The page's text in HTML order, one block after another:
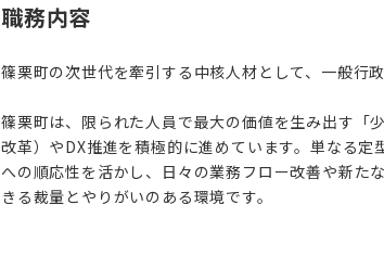
職務内容
篠栗町の次世代を牽引する中核人材として、一般行
篠栗町は、限られた人員で最大の価値を生み出す「
改革）やDX推進を積極的に進めています。単なる
への順応性を活かし、日々の業務フロー改善や新た
きる裁量とやりがいのある環境です。